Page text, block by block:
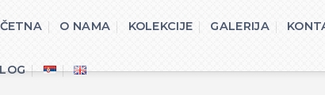
O NAMA KOLEKCIJE GALERIJA